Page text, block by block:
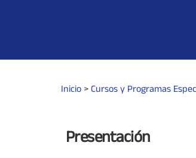
Inicio>Cursos y Programas
Presentación